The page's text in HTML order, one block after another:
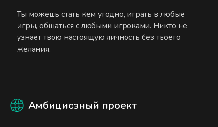
Ты можешь стать кем угодно, играть в любые
игры, общаться с любыми игроками. Никто не
узнает твою настоящую личность без твоего
желания.
Амбициозный проект